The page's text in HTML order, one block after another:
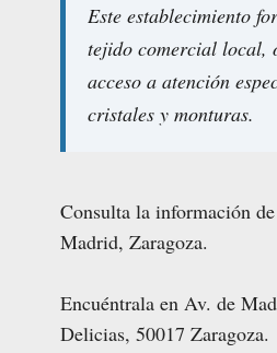
Este establecimiento
tejido comercial local,
acceso a atención
cristales y monturas.
Consulta la información
Madrid, Zaragoza.
Encuéntrala en Av. de
Delicias, 50017 Zaragoza.